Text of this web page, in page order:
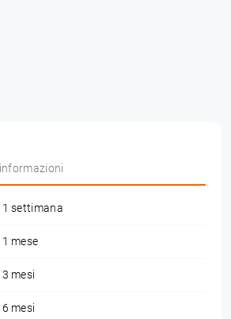
1 settimana
mese
mesi
mesi